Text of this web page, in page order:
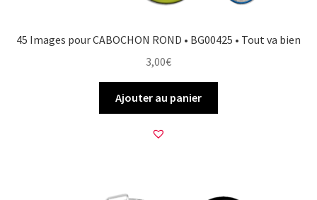
45 Images pour CABOCHON ROND • BG00425 • Tout va bien
3,00€
Ajouter au panier